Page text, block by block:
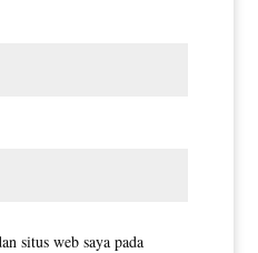
situs web saya pada